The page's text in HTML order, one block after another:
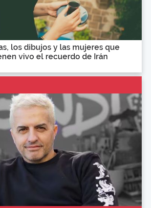
los dibujos y las mujeres que
vivo el recuerdo de Irán